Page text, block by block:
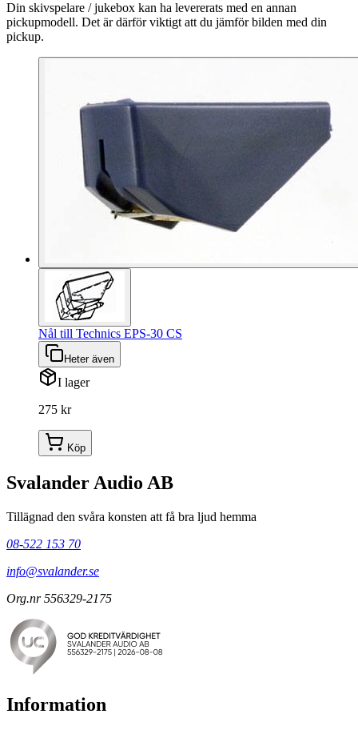
Din skivspelare / jukebox kan ha levererats med en annan
pickupmodell. Det är därför viktigt att du jämför bilden med din
pickup.
Nål till Technics EPS-30 CS
Heter även
I lager
275 kr
Köp
Svalander Audio AB
Tillägnad den svåra konsten att få bra ljud hemma
08-522 153 70
info@svalander.se
Org.nr 556329-2175
Information